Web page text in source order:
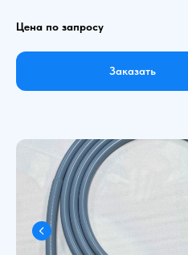
Цена по запросу
Заказать